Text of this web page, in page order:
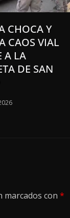
CHOCA Y
CAOS VIAL
A LA
DE SAN
marcados con *